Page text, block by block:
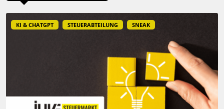
KI & CHATGPT STEUERABTEILUNG SNEAK